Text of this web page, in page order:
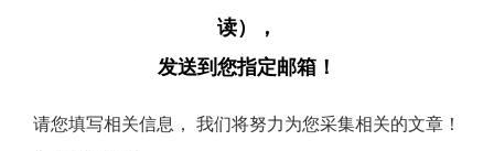
读），
发送到您指定邮箱！
请您填写相关信息， 我们将努力为您采集相关的文章！